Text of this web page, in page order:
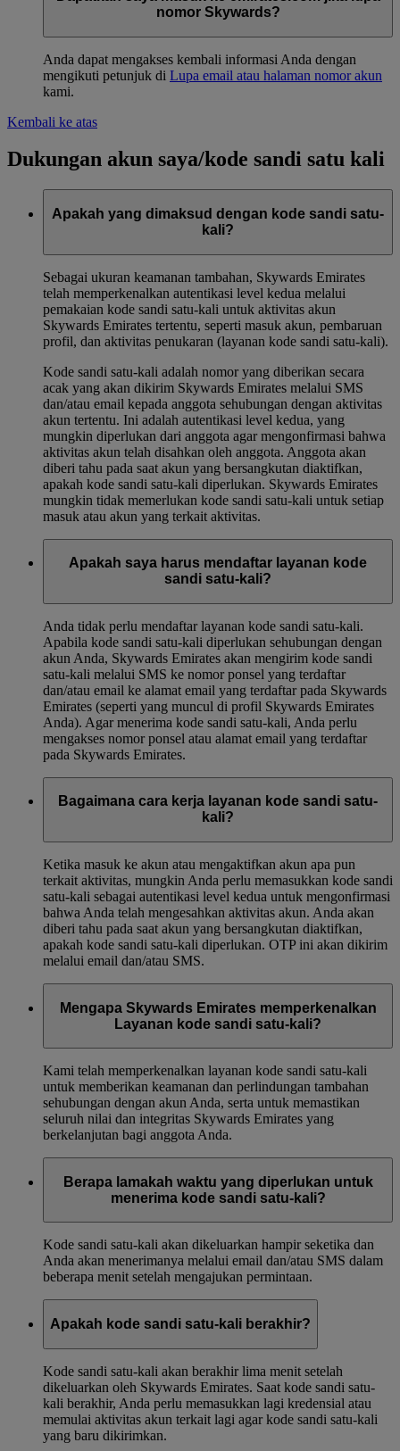
(terbuka di jendela yang sama)untuk meminta
nomor Skywards?
Anda dapat mengakses kembali informasi Anda dengan
mengikuti petunjuk di Lupa email atau halaman nomor akun
kami.
Kembali ke atas
Dukungan akun saya/kode sandi satu kali
Apakah yang dimaksud dengan kode sandi satu-
kali?
Sebagai ukuran keamanan tambahan, Skywards Emirates
telah memperkenalkan autentikasi level kedua melalui
pemakaian kode sandi satu-kali untuk aktivitas akun
Skywards Emirates tertentu, seperti masuk akun, pembaruan
profil, dan aktivitas penukaran (layanan kode sandi satu-kali).
Kode sandi satu-kali adalah nomor yang diberikan secara
acak yang akan dikirim Skywards Emirates melalui SMS
dan/atau email kepada anggota sehubungan dengan aktivitas
akun tertentu. Ini adalah autentikasi level kedua, yang
mungkin diperlukan dari anggota agar mengonfirmasi bahwa
aktivitas akun telah disahkan oleh anggota. Anggota akan
diberi tahu pada saat akun yang bersangkutan diaktifkan,
apakah kode sandi satu-kali diperlukan. Skywards Emirates
mungkin tidak memerlukan kode sandi satu-kali untuk setiap
masuk atau akun yang terkait aktivitas.
Apakah saya harus mendaftar layanan kode
sandi satu-kali?
Anda tidak perlu mendaftar layanan kode sandi satu-kali.
Apabila kode sandi satu-kali diperlukan sehubungan dengan
akun Anda, Skywards Emirates akan mengirim kode sandi
satu-kali melalui SMS ke nomor ponsel yang terdaftar
dan/atau email ke alamat email yang terdaftar pada Skywards
Emirates (seperti yang muncul di profil Skywards Emirates
Anda). Agar menerima kode sandi satu-kali, Anda perlu
mengakses nomor ponsel atau alamat email yang terdaftar
pada Skywards Emirates.
Bagaimana cara kerja layanan kode sandi satu-
kali?
Ketika masuk ke akun atau mengaktifkan akun apa pun
terkait aktivitas, mungkin Anda perlu memasukkan kode sandi
satu-kali sebagai autentikasi level kedua untuk mengonfirmasi
bahwa Anda telah mengesahkan aktivitas akun. Anda akan
diberi tahu pada saat akun yang bersangkutan diaktifkan,
apakah kode sandi satu-kali diperlukan. OTP ini akan dikirim
melalui email dan/atau SMS.
Mengapa Skywards Emirates memperkenalkan
Layanan kode sandi satu-kali?
Kami telah memperkenalkan layanan kode sandi satu-kali
untuk memberikan keamanan dan perlindungan tambahan
sehubungan dengan akun Anda, serta untuk memastikan
seluruh nilai dan integritas Skywards Emirates yang
berkelanjutan bagi anggota Anda.
Berapa lamakah waktu yang diperlukan untuk
menerima kode sandi satu-kali?
Kode sandi satu-kali akan dikeluarkan hampir seketika dan
Anda akan menerimanya melalui email dan/atau SMS dalam
beberapa menit setelah mengajukan permintaan.
Apakah kode sandi satu-kali berakhir?
Kode sandi satu-kali akan berakhir lima menit setelah
dikeluarkan oleh Skywards Emirates. Saat kode sandi satu-
kali berakhir, Anda perlu memasukkan lagi kredensial atau
memulai aktivitas akun terkait lagi agar kode sandi satu-kali
yang baru dikirimkan.